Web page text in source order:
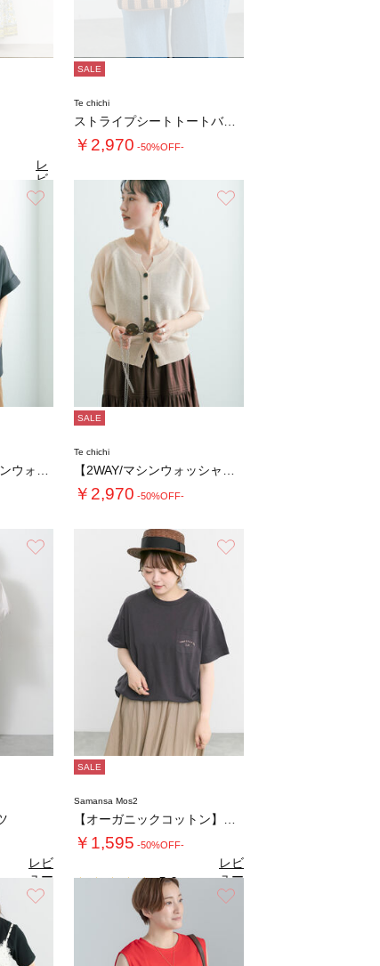
レ
ビ
ュ
ー
SALE
Te chichi
ストライプシートトートバッグ(小)
￥2,970 -50%OFF-
SALE
Te chichi
￥2,970 -50%OFF-
レビ
ュー
を見
る
SALE
Samansa Mos2
￥1,595 -50%OFF-
5.0（1）
レビ
ュー
を見
る